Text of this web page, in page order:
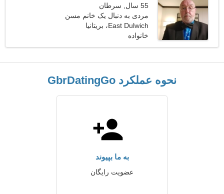
55 سال, سرطان
مردی به دنبال یک خانم مسن
East Dulwich، بریتانیا
خانواده
نحوه عملکرد GbrDatingGo
به ما بپیوند
عضویت رایگان